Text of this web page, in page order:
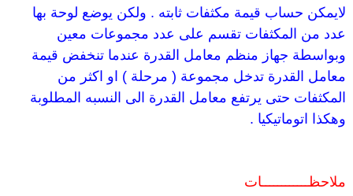
لايمكن حساب قيمة مكثفات ثابته . ولكن يوضع لوحة بها
عدد من المكثفات تقسم على عدد مجموعات معين
وبواسطة جهاز منظم معامل القدرة عندما تنخفض قيمة
معامل القدرة تدخل مجموعة ( مرحلة ) او اكثر من
المكثفات حتى يرتفع معامل القدرة الى النسبه المطلوبة
وهكذا اتوماتيكيا .
ملاحظــــــــــــات